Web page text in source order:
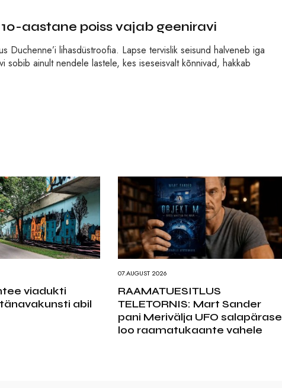
aastane poiss vajab geeniravi
Duchenne’i lihasdüstroofia. Lapse tervislik seisund halveneb iga
sobib ainult nendele lastele, kes iseseisvalt kõnnivad, hakkab
viadukti
abil
07.AUGUST 2026
RAAMATUESITLUS
TELETORNIS: Mart Sander
pani Merivälja UFO salapärase
loo raamatukaante vahele